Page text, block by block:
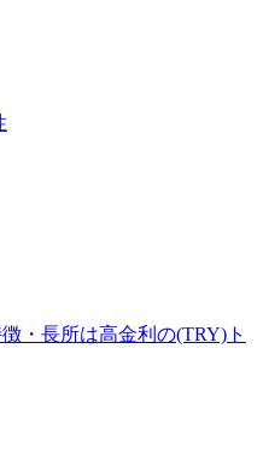
・長所は高金利の(TRY)ト